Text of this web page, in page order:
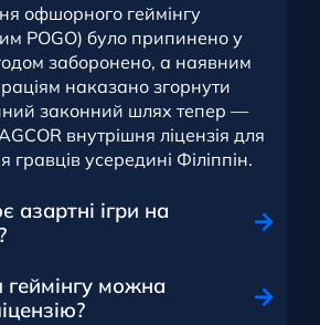
офшорного геймінгу
POGO) було припинено у
заборонено, а наявним
наказано згорнути
законний шлях тепер —
внутрішня ліцензія для
гравців усередині Філіппін.
азартні ігри на
геймінгу можна